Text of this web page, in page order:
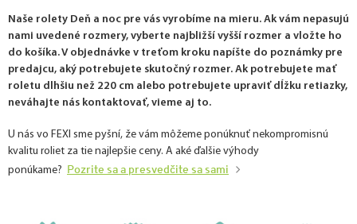
Naše rolety Deň a noc pre vás vyrobíme na mieru. Ak vám nepasujú
nami uvedené rozmery, vyberte najbližší vyšší rozmer a vložte ho
do košíka. V objednávke v treťom kroku napíšte do poznámky pre
predajcu, aký potrebujete skutočný rozmer. Ak potrebujete mať
roletu dlhšiu než 220 cm alebo potrebujete upraviť dĺžku retiazky,
neváhajte nás kontaktovať, vieme aj to.
U nás vo FEXI sme pyšní, že vám môžeme ponúknuť nekompromisnú
kvalitu roliet za tie najlepšie ceny. A aké ďalšie výhody
ponúkame? Pozrite sa a presvedčite sa sami